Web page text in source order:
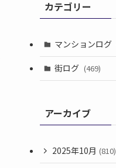
カテゴリー
マンションログ
街ログ (469)
アーカイブ
2025年10月 (810)